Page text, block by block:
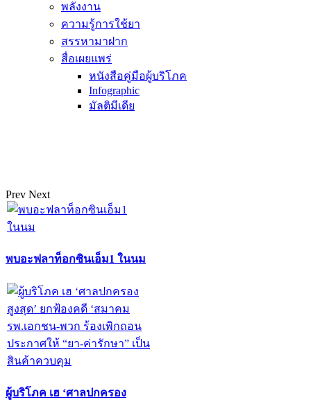
พลังงาน
ความรู้การใช้ยา
สรรหามาฝาก
สื่อเผยแพร่
หนังสือคู่มือผู้บริโภค
Infographic
มัลติมีเดีย
Prev Next
พบอะฟลาท็อกซินเอ็ม1 ในนม
ผู้บริโภค เฮ ‘ศาลปกครอง